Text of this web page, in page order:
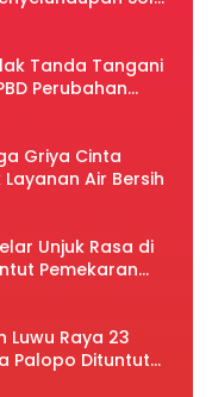
Tanda Tangani
Perubahan
Griya Cinta
Air Bersih
Unjuk Rasa di
Pemekaran
Luwu Raya 23
Palopo Dituntut